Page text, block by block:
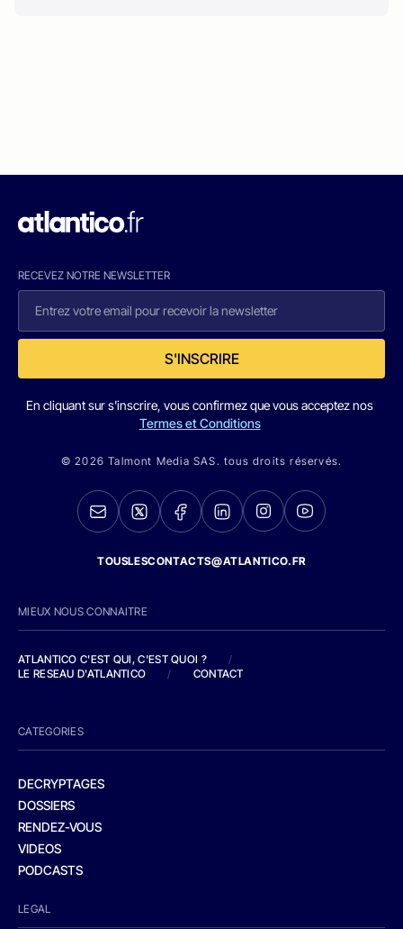
RECEVEZ NOTRE NEWSLETTER
S'INSCRIRE
En cliquant sur s'inscrire, vous confirmez que vous acceptez nos
Termes et Conditions
© 2026 Talmont Media SAS. tous droits réservés.
TOUSLESCONTACTS@ATLANTICO.FR
MIEUX NOUS CONNAITRE
ATLANTICO C'EST QUI, C'EST QUOI ?
/
LE RESEAU D'ATLANTICO
/ CONTACT
CATEGORIES
DECRYPTAGES
DOSSIERS
RENDEZ-VOUS
VIDEOS
PODCASTS
LEGAL